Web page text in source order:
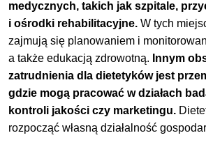
medycznych, takich jak szpitale,
i ośrodki rehabilitacyjne.W tych
zajmują się planowaniem i
a także edukacją zdrowotną. Innym
zatrudnienia dla dietetyków jest
gdzie mogą pracować w działach
kontroli jakości czy marketingu.
rozpocząć własną działalność